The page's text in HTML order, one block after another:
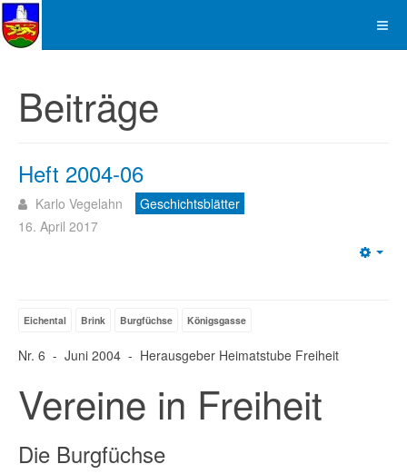
Beiträge
Heft 2004-06
Karlo Vegelahn
Geschichtsblätter
16. April 2017
Eichental Brink Burgfüchse Königsgasse
Nr. 6 - Juni 2004 - Herausgeber Heimatstube Freiheit
Vereine in Freiheit
Die Burgfüchse